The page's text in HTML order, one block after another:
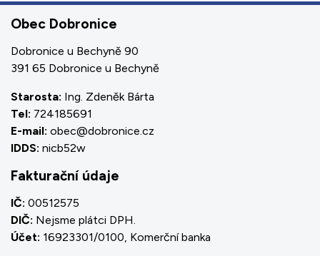
Obec Dobronice
Dobronice u Bechyně 90
391 65 Dobronice u Bechyně
Starosta: Ing. Zdeněk Bárta
Tel: 724185691
E-mail: obec@dobronice.cz
IDDS: nicb52w
Fakturační údaje
IČ: 00512575
DIČ: Nejsme plátci DPH.
Účet: 16923301/0100, Komerční banka